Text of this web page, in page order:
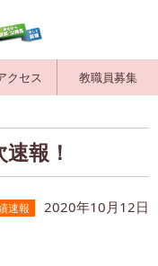
クセス 教職員募集
報！
速報 2020年10月12日